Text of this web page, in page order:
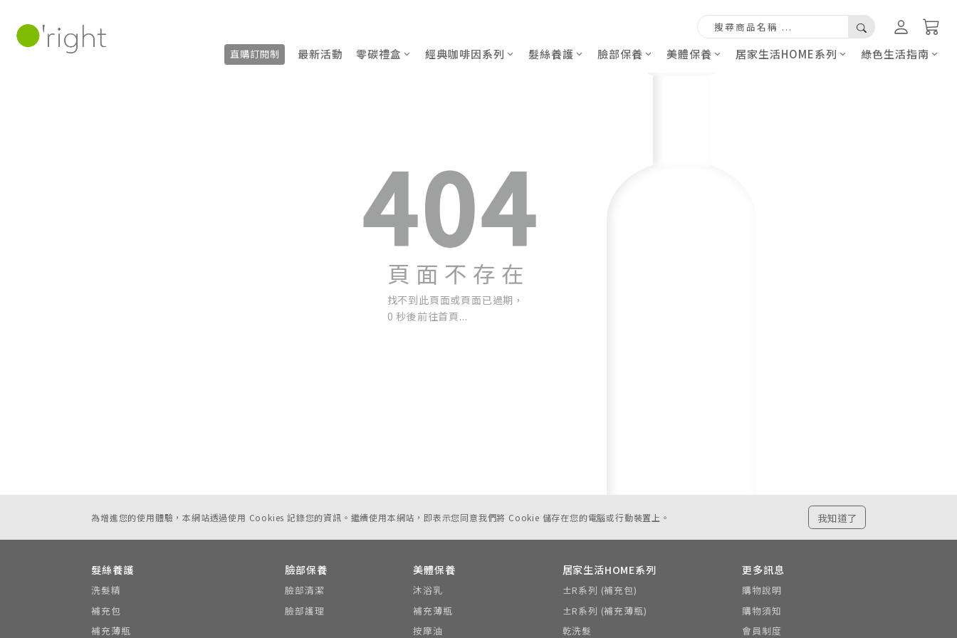
直購訂閱制 最新活動 零碳禮盒 經典咖啡因系列 髮絲養護 臉部保養 美體保養 居家生活HOME系列 綠色生活指南
404
頁面不存在
找不到此頁面或頁面已過期，
0 秒後前往首頁...
為增進您的使用體驗，本網站透過使用 Cookies 記錄您的資訊。繼續使用本網站，即表示您同意我們將 Cookie 儲存在您的電腦或行動裝置上。 我知道了
髮絲養護
洗髮精
補充包
補充薄瓶
臉部保養
臉部清潔
臉部護理
美體保養
沐浴乳
補充薄瓶
按摩油
居家生活HOME系列
±R系列 (補充包)
±R系列 (補充薄瓶)
乾洗髮
更多訊息
購物說明
購物須知
會員制度